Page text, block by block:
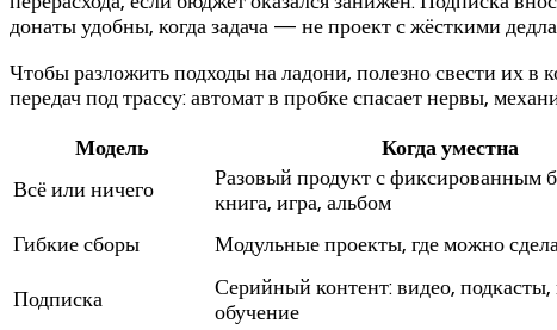
донаты удобны, когда задача — не проект с жёсткими
Чтобы разложить подходы на ладони, полезно свести их в
передач под трассу: автомат в пробке спасает нервы,
Модель Когда уместна
Всё или ничего
Разовый продукт с фиксированным
книга, игра, альбом
Гибкие сборы
Модульные проекты, где можно
Подписка
Серийный контент: видео,
обучение